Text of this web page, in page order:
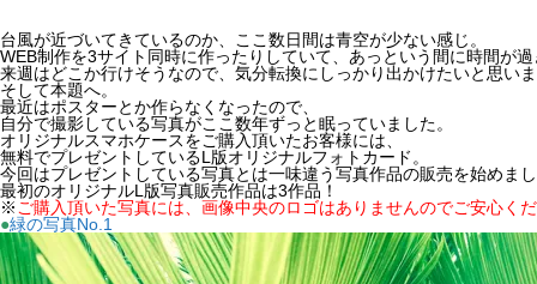
台風が近づいてきているのか、ここ数日間は青空が少ない感じ。
WEB制作を3サイト同時に作ったりしていて、あっという間に時間が
来週はどこか行けそうなので、気分転換にしっかり出かけたいと思い
そして本題へ。
最近はポスターとか作らなくなったので、
自分で撮影している写真がここ数年ずっと眠っていました。
オリジナルスマホケースをご購入頂いたお客様には、
無料でプレゼントしているL版オリジナルフォトカード。
今回はプレゼントしている写真とは一味違う写真作品の販売を始めま
最初のオリジナルL版写真販売作品は3作品！
※ ご購入頂いた写真には、画像中央のロゴはありませんのでご安心く
●緑の写真No.1